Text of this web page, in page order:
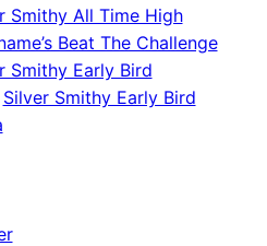
Smithy All Time High
Beat The Challenge
Smithy Early Bird
Silver Smithy Early Bird